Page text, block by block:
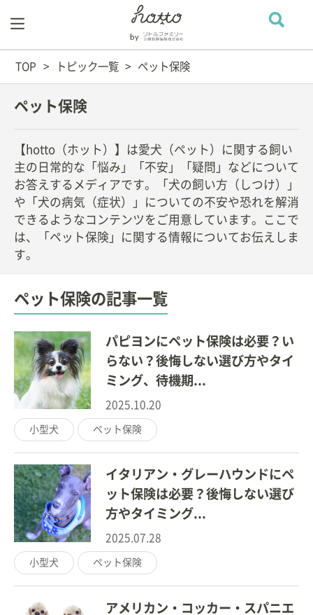
TOP トピック一覧 ペット保険
ペット保険
【hotto（ホット）】は愛犬（ペット）に関する飼い
主の日常的な「悩み」「不安」「疑問」などについて
お答えするメディアです。「犬の飼い方（しつけ）」
や「犬の病気（症状）」についての不安や恐れを解消
できるようなコンテンツをご用意しています。ここで
は、「ペット保険」に関する情報についてお伝えしま
す。
ペット保険の記事一覧
パピヨンにペット保険は必要？い
らない？後悔しない選び方やタイ
ミング、待機期...
2025.10.20
小型犬 ペット保険
イタリアン・グレーハウンドにペ
ット保険は必要？後悔しない選び
方やタイミング...
2025.07.28
小型犬 ペット保険
アメリカン・コッカー・スパニエ